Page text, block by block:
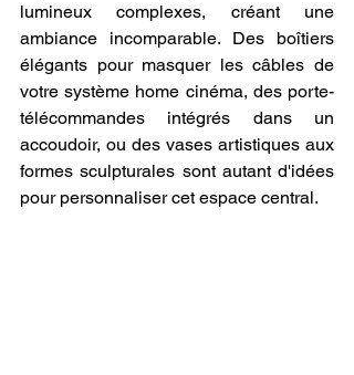
lumineux complexes, créant une
ambiance incomparable. Des boîtiers
élégants pour masquer les câbles de
votre système home cinéma, des porte-
télécommandes intégrés dans un
accoudoir, ou des vases artistiques aux
formes sculpturales sont autant d'idées
pour personnaliser cet espace central.